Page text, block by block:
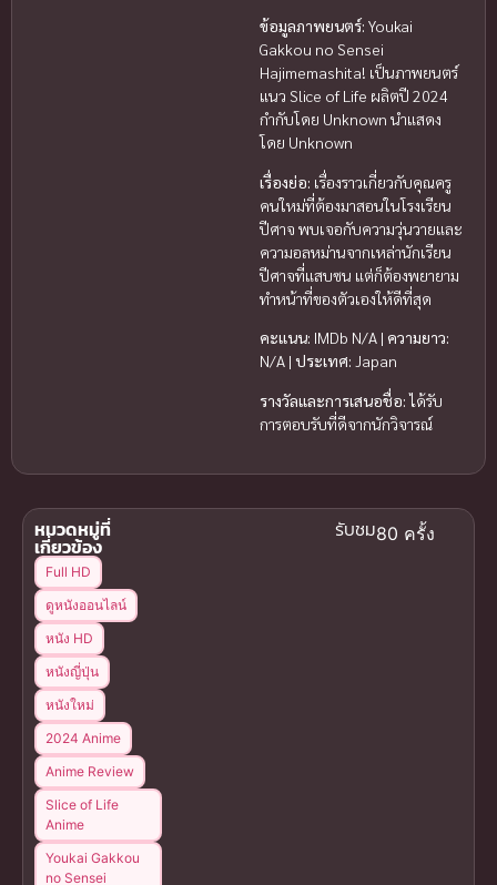
ข้อมูลภาพยนตร์: Youkai
Gakkou no Sensei
Hajimemashita! เป็นภาพยนตร์
แนว Slice of Life ผลิตปี 2024
กำกับโดย Unknown นำแสดง
โดย Unknown
เรื่องย่อ: เรื่องราวเกี่ยวกับคุณครู
คนใหม่ที่ต้องมาสอนในโรงเรียน
ปีศาจ พบเจอกับความวุ่นวายและ
ความอลหม่านจากเหล่านักเรียน
ปีศาจที่แสบซน แต่ก็ต้องพยายาม
ทำหน้าที่ของตัวเองให้ดีที่สุด
คะแนน: IMDb N/A | ความยาว:
N/A | ประเทศ: Japan
รางวัลและการเสนอชื่อ:ได้รับ
การตอบรับที่ดีจากนักวิจารณ์
รับชม80 ครั้ง
หมวดหมู่ที่
เกี่ยวข้อง
Full HD
ดูหนังออนไลน์
หนัง HD
หนังญี่ปุ่น
หนังใหม่
2024 Anime
Anime Review
Slice of Life
Anime
Youkai Gakkou
no Sensei